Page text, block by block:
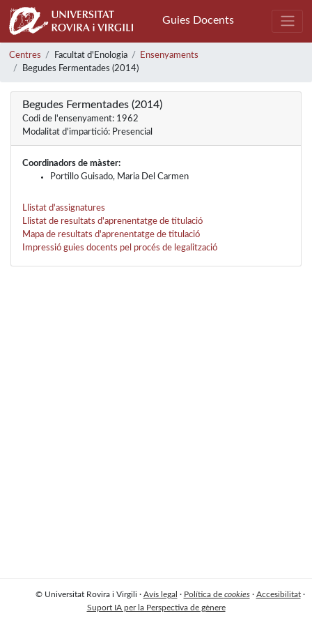
Guies Docents
Centres Facultat d'Enologia
Ensenyaments
Begudes Fermentades (2014)
Begudes Fermentades (2014)
Codi de l'ensenyament: 1962
Modalitat d'impartició: Presencial
Coordinadors de màster:
Portillo Guisado, Maria Del Carmen
Llistat d'assignatures
Llistat de resultats d'aprenentatge de titulació
Mapa de resultats d'aprenentatge de titulació
Impressió guies docents pel procés de legalització
© Universitat Rovira i Virgili · Avís legal · Política de cookies· Accesibilitat·
Suport IA per la Perspectiva de gènere